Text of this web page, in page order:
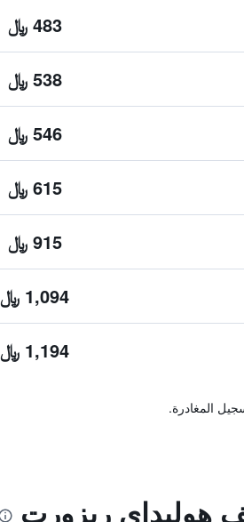
483 ﷼
538 ﷼
546 ﷼
615 ﷼
915 ﷼
1,094 ﷼
1,194 ﷼
المغادرة.
ريزورت